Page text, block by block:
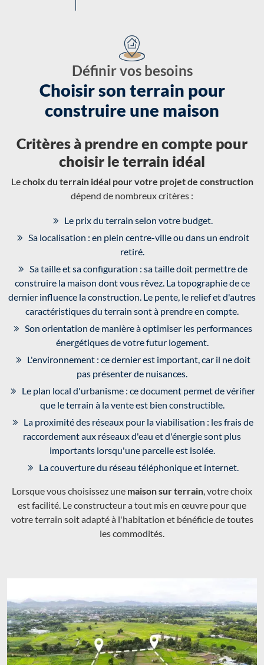
Définir vos besoins
Choisir son terrain pour
construire une maison
Critères à prendre en compte pour
choisir le terrain idéal
Lechoix du terrain idéal pour votre projet de construction
dépend de nombreux critères :
Le prix du terrain selon votre budget.
Sa localisation : en plein centre-ville ou dans un endroit
retiré.
Sa taille et sa configuration : sa taille doit permettre de
construire la maison dont vous rêvez. La topographie de ce
dernier influence la construction. Le pente, le relief et d'autres
caractéristiques du terrain sont à prendre en compte.
Son orientation de manière à optimiser les performances
énergétiques de votre futur logement.
L'environnement : ce dernier est important, car il ne doit
pas présenter de nuisances.
Le plan local d'urbanisme : ce document permet de vérifier
que le terrain à la vente est bien constructible.
La proximité des réseaux pour la viabilisation : les frais de
raccordement aux réseaux d'eau et d'énergie sont plus
importants lorsqu'une parcelle est isolée.
La couverture du réseau téléphonique et internet.
Lorsque vous choisissez une maison sur terrain , votre choix
est facilité. Le constructeur a tout mis en œuvre pour que
votre terrain soit adapté à l'habitation et bénéficie de toutes
les commodités.